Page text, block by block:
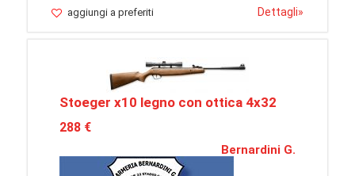
aggiungi a preferiti Dettagli»
Stoeger x10 legno con ottica 4x32
288 €
Bernardini G.